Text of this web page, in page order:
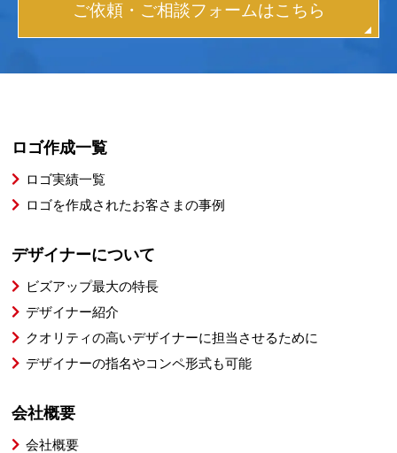
ご依頼・ご相談フォームはこちら
ロゴ作成一覧
ロゴ実績一覧
ロゴを作成されたお客さまの事例
デザイナーについて
ビズアップ最大の特長
デザイナー紹介
クオリティの高いデザイナーに担当させるために
デザイナーの指名やコンペ形式も可能
会社概要
会社概要